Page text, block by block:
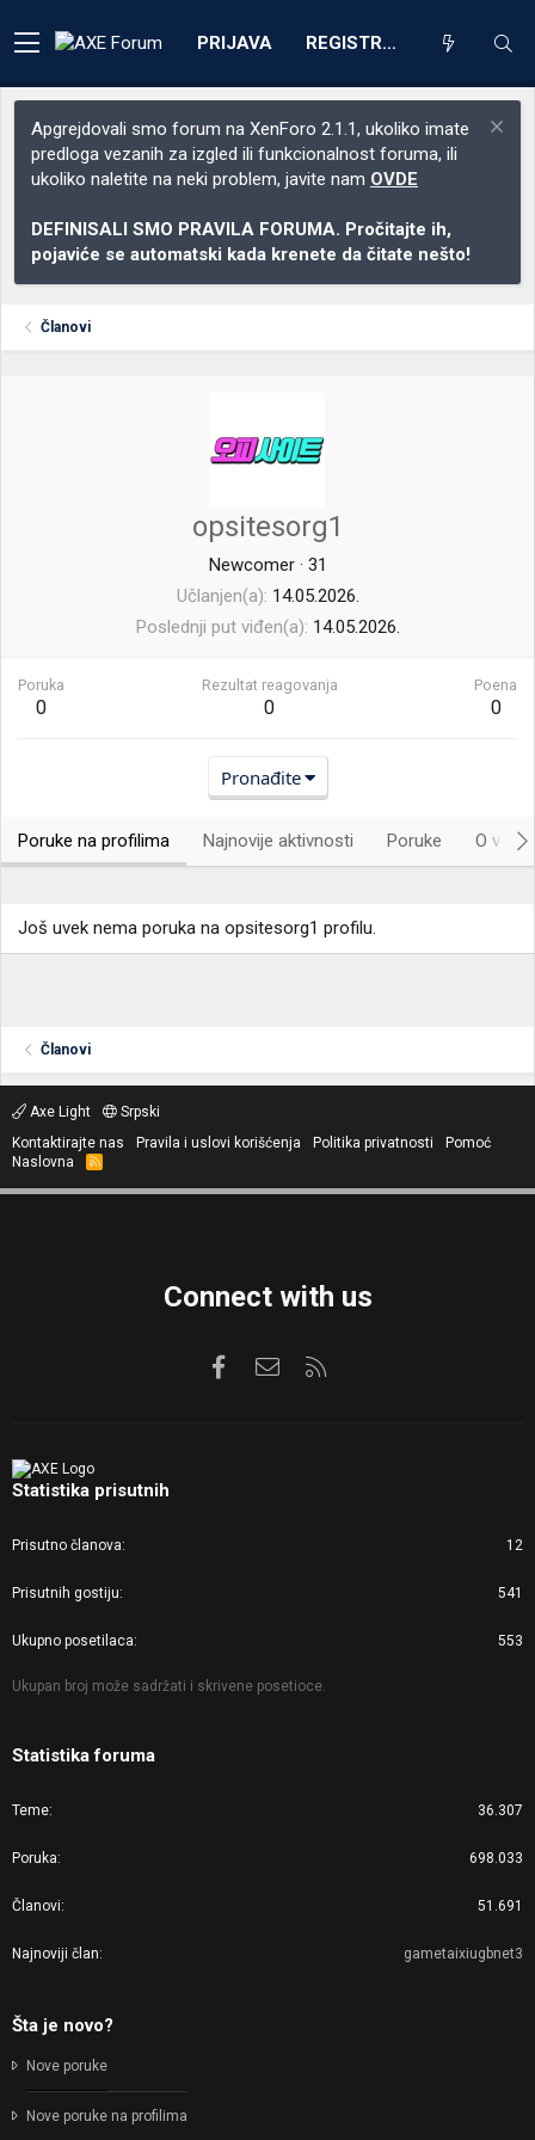
PRIJAVA REGISTRACIJA
Apgrejdovali smo forum na XenForo 2.1.1, ukoliko imate
predloga vezanih za izgled ili funkcionalnost foruma, ili
ukoliko naletite na neki problem, javite nam OVDE
DEFINISALI SMO PRAVILA FORUMA. Pročitajte ih,
pojaviće se automatski kada krenete da čitate nešto!
Članovi
opsitesorg1
Newcomer · 31
Učlanjen(a) 14.05.2026.
Poslednji put viđen(a) 14.05.2026.
Poruka
0
Rezultat reagovanja
0
Poena
0
Pronađite
Poruke na profilima Najnovije aktivnosti Poruke O
Još uvek nema poruka na opsitesorg1 profilu.
Članovi
Axe Light
Srpski
Kontaktirajte nas
Pravila i uslovi korišćenja Politika privatnosti
Pomoć
Naslovna
R
S
Connect with us
FacebookKontaktirajte nas
Statistika prisutnih
Prisutno članova 12
Prisutnih gostiju 541
Ukupno posetilaca 553
Ukupan broj može sadržati i skrivene posetioce.
Statistika foruma
Teme 36.307
Poruka 698.033
Članovi 51.691
Najnoviji član gametaixiugbnet3
Šta je novo?
Nove poruke
Nove poruke na profilima